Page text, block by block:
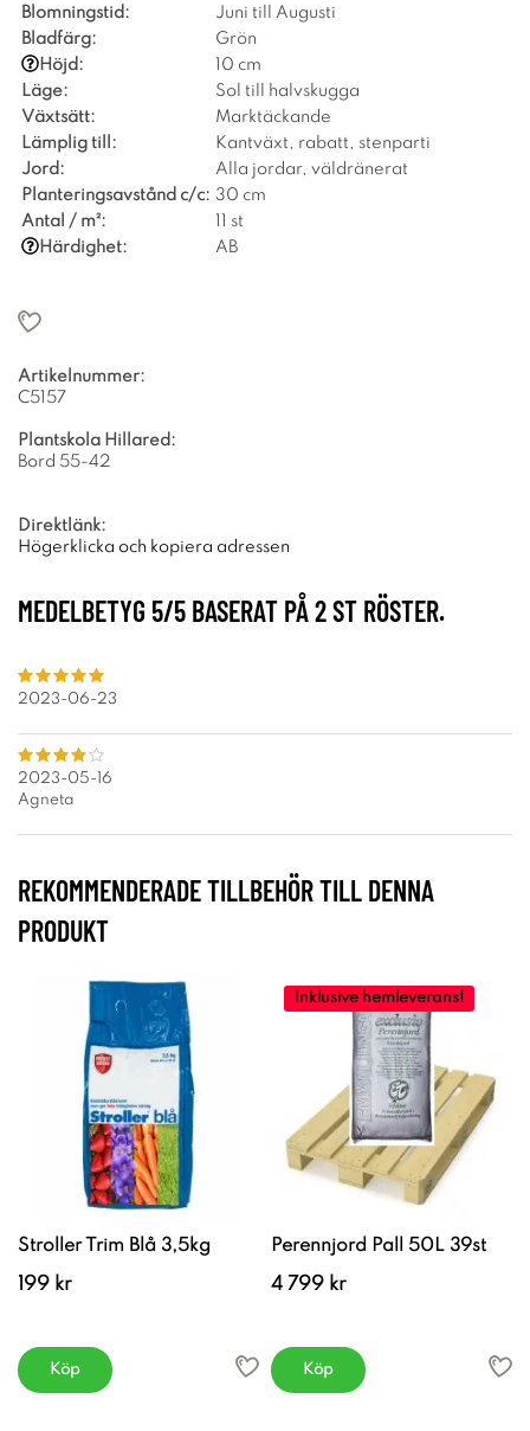
Blomningstid:
Juni till Augusti
Bladfärg:
Grön
Höjd:
10 cm
Läge:
Sol till halvskugga
Växtsätt:
Marktäckande
Lämplig till:
Kantväxt, rabatt, stenparti
Jord:
Alla jordar, väldränerat
Planteringsavstånd c/c: 30 cm
Antal / m²:
11 st
Härdighet:
AB
Artikelnummer:
C5157
Plantskola Hillared:
Bord 55-42
Direktlänk:
Högerklicka och kopiera adressen
MEDELBETYG 5/5 BASERAT PÅ2ST RÖSTER.
2023-06-23
2023-05-16
Agneta
REKOMMENDERADE TILLBEHÖR TILL DENNA
PRODUKT
Stroller Trim Blå 3,5kg
199 kr
Köp
Inklusive hemleverans!
Perennjord Pall 50L 39st
4 799 kr
Köp